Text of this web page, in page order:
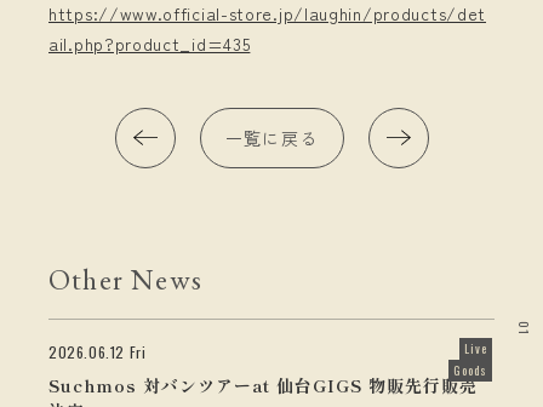
01
https://www.official-store.jp/laughin/products/det
ail.php?product_id=435
一覧に戻る
Other News
2026.06.12 Fri
Live
Goods
Suchmos 対バンツアーat 仙台GIGS 物販先行販売